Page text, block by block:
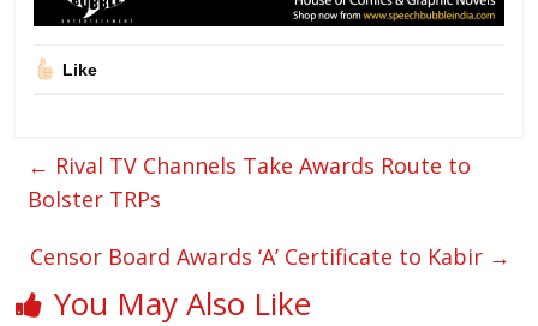
Like
← Rival TV Channels Take Awards Route to
Bolster TRPs
Censor Board Awards ‘A’ Certificate to Kabir →
You May Also Like